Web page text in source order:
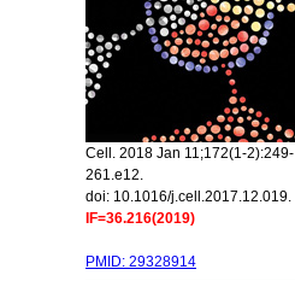
Cell. 2018 Jan 11;172(1-2):249-
261.e12.
doi: 10.1016/j.cell.2017.12.019.
IF=36.216(2019)
PMID: 29328914